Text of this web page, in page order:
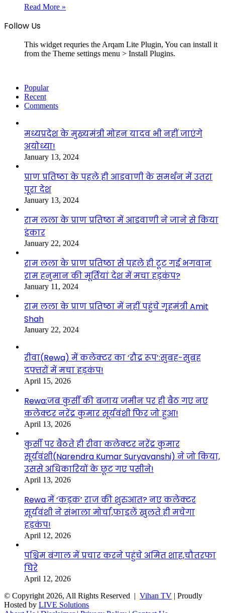
Read More »
Follow Us
This widget requries the Arqam Lite Plugin, You can install it
from the Theme settings menu > Install Plugins.
Popular
Recent
Comments
मध्यप्रदेश के मुख्यमंत्री मोहन यादव भी नहीं जाएंगे
अयोध्या!
January 13, 2024
प्राण प्रतिष्ठा के पहले ही आडवाणी के समर्थन में उतरा
पूरा देश
January 13, 2024
राम लला के प्राण प्रतिष्ठा में आडवाणी ने जाने से किया
इंकार
January 22, 2024
राम लला के प्राण प्रतिष्ठा से पहले ही टूट गई भगवान
राम हनुमान की मूर्तियां देश में मचा हड़कंप?
January 11, 2024
राम लला के प्राण प्रतिष्ठा में नहीं पहुंचे गृहमंत्री Amit
Shah
January 22, 2024
रीवा(Rewa) में कलेक्टर का ‘रौद्र रूप’:सुबह-सुबह
दफ्तरों में मचा हड़कंप!
April 15, 2026
Rewa:जब कुर्सी की बजाय जमीन पर ही बैठ गए नए
कलेक्टर नरेंद्र कुमार सूर्यवंशी फिर जो हुआ!
April 13, 2026
कुर्सी पर बैठते ही रीवा कलेक्टर नरेंद्र कुमार
सूर्यवंशी(Narendra Kumar Suryavanshi) ने जो किया,
उससे अधिकारियों के छूट गए पसीने!
April 13, 2026
Rewa में ‘कड़क’ राज की शुरुआत? नए कलेक्टर
सूर्यवंशी ने संभाला मोर्चा,फाइलें खुलते ही मचेगा
हड़कंप!
April 12, 2026
पश्चिम बंगाल में प्रचार करने पहुंचे अमित शाह,चौतरफा
घिरे
April 12, 2026
© Copyright 2026, All Rights Reserved | Vihan TV | Proudly
Hosted by LIVE Solutions